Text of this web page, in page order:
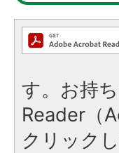
す。お持
Reader（
クリック